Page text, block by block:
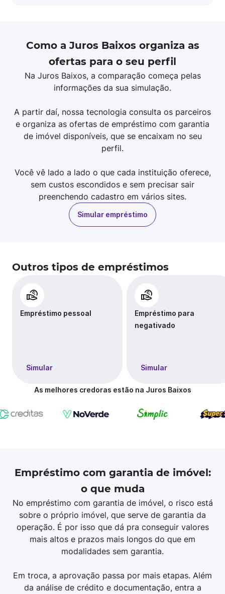
Como a Juros Baixos organiza as
ofertas para o seu perfil
Na Juros Baixos, a comparação começa pelas
informações da sua simulação.
A partir daí, nossa tecnologia consulta os parceiros
e organiza as ofertas de empréstimo com garantia
de imóvel disponíveis, que se encaixam no seu
perfil.
Você vê lado a lado o que cada instituição oferece,
sem custos escondidos e sem precisar sair
preenchendo cadastro em vários sites.
Simular empréstimo
Outros tipos de empréstimos
Empréstimo pessoal
Simular
Empréstimo para
negativado
Simular
As melhores credoras estão na Juros Baixos
Empréstimo com garantia de imóvel:
o que muda
No empréstimo com garantia de imóvel, o risco está
sobre o próprio imóvel, que serve de garantia da
operação. É por isso que dá pra conseguir valores
mais altos e prazos mais longos do que em
modalidades sem garantia.
Em troca, a aprovação passa por mais etapas. Além
da análise de crédito e documentação, entra a